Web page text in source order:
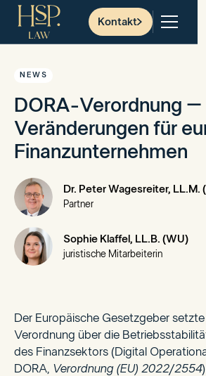
Kontakt
NEWS
DORA-Verordnung –
Veränderungen für
Finanzunternehmen
Dr. Peter Wagesreiter, LL.M.
Partner
Sophie Klaffel, LL.B. (WU)
juristische Mitarbeiterin
Der Europäische Gesetzgeber
Verordnung über die
des Finanzsektors (Digital
DORA, Verordnung (EU) 2022/2554